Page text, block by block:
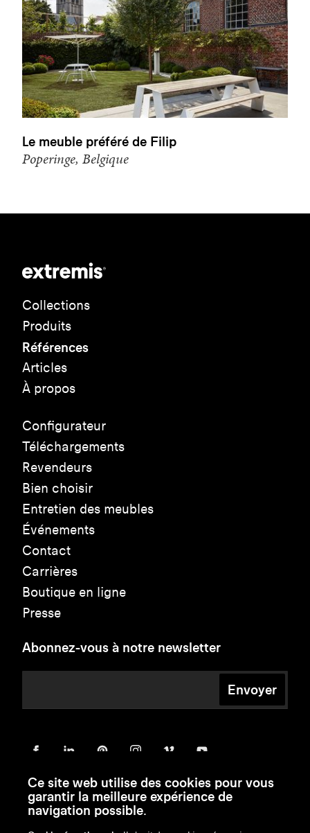
Le meuble préféré de Filip
Poperinge, Belgique
Collections
Produits
Références
Articles
À propos
Configurateur
Téléchargements
Revendeurs
Bien choisir
Entretien des meubles
Événements
Contact
Carrières
Boutique en ligne
Presse
Abonnez-vous à notre newsletter
Envoyer
Ce site web utilise des cookies pour vous
garantir la meilleure expérience de
navigation possible.